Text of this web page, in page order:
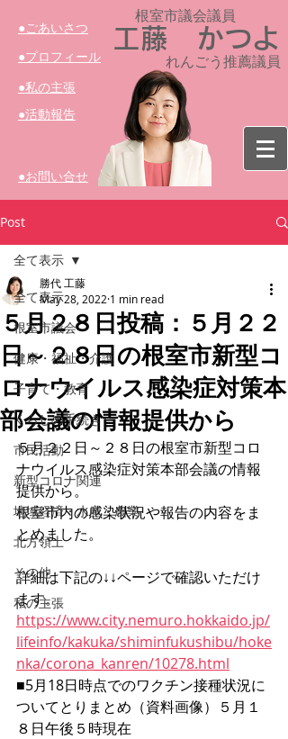
​●ごあいさつ
​●プロフィール
​●活動報告
​●私の主張
​●お問い合せ
工藤 かつよ
根室市議会議員​
れんごう推薦議員
Post
全て表示
根室市議会
健康・福祉・介護
子育て・教育
くらしの手続き
市民活動
新型コロナ関連
地域経済・水産・農業
北方領土
その他
私の主張
全て表示
５月２８日投稿：５月２２
日～２８日の根室市新型コ
ロナウイルス感染症対策本
部会議の情報提供から
勝代 工藤
May 28, 2022 1 min read
５月２２日～２８日の根室市新型コロ
ナウイルス感染症対策本部会議の情報
提供から。
根室市内の感染状況や報告の内容をま
とめました。
詳細は下記の↓↓ページで確認いただけ
ます。
https://www.city.nemuro.hokkaido.jp/
lifeinfo/kakuka/shiminfukushibu/hoke
nka/corona_kanren/10278.html
■5月18日時点でのワクチン接種状況に
ついてとりまとめ（資料画像）５月１
８日午後５時現在